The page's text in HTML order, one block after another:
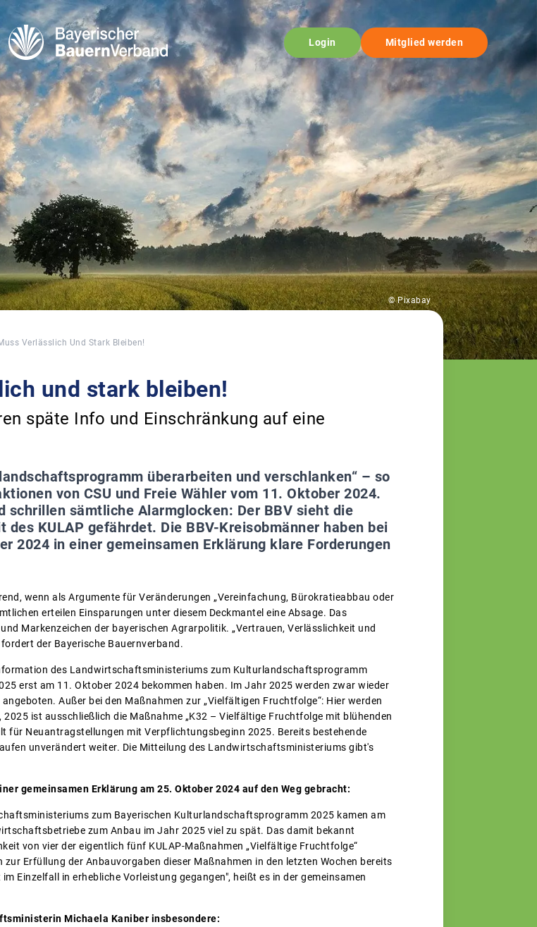
Login Mitglied werden
© Pixabay
Verlässlich Und Stark Bleiben!
und stark bleiben!
späte Info und Einschränkung auf eine
überarbeiten und verschlanken“ – so
von CSU und Freie Wähler vom 11. Oktober 2024.
schrillen sämtliche Alarmglocken: Der BBV sieht die
KULAP gefährdet. Die BBV-Kreisobmänner haben bei
2024 in einer gemeinsamen Erklärung klare Forderungen
wenn als Argumente für Veränderungen „Vereinfachung, Bürokratieabbau oder
erteilen Einsparungen unter diesem Deckmantel eine Absage. Das
Markenzeichen der bayerischen Agrarpolitik. „Vertrauen, Verlässlichkeit und
der Bayerische Bauernverband.
des Landwirtschaftsministeriums zum Kulturlandschaftsprogramm
erst am 11. Oktober 2024 bekommen haben. Im Jahr 2025 werden zwar wieder
Außer bei den Maßnahmen zur „Vielfältigen Fruchtfolge“: Hier werden
ist ausschließlich die Maßnahme „K32 – Vielfältige Fruchtfolge mit blühenden
für Neuantragstellungen mit Verpflichtungsbeginn 2025. Bereits bestehende
unverändert weiter. Die Mitteilung des Landwirtschaftsministeriums gibt's
gemeinsamen Erklärung am 25. Oktober 2024 auf den Weg gebracht:
zum Bayerischen Kulturlandschaftsprogramm 2025 kamen am
zum Anbau im Jahr 2025 viel zu spät. Das damit bekannt
von vier der eigentlich fünf KULAP-Maßnahmen „Vielfältige Fruchtfolge“
Erfüllung der Anbauvorgaben dieser Maßnahmen in den letzten Wochen bereits
Einzelfall in erhebliche Vorleistung gegangen", heißt es in der gemeinsamen
Michaela Kaniber insbesondere: